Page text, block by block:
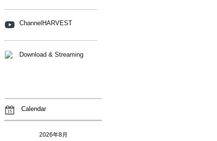
ChannelHARVEST
Download & Streaming
Calendar
2026年8月